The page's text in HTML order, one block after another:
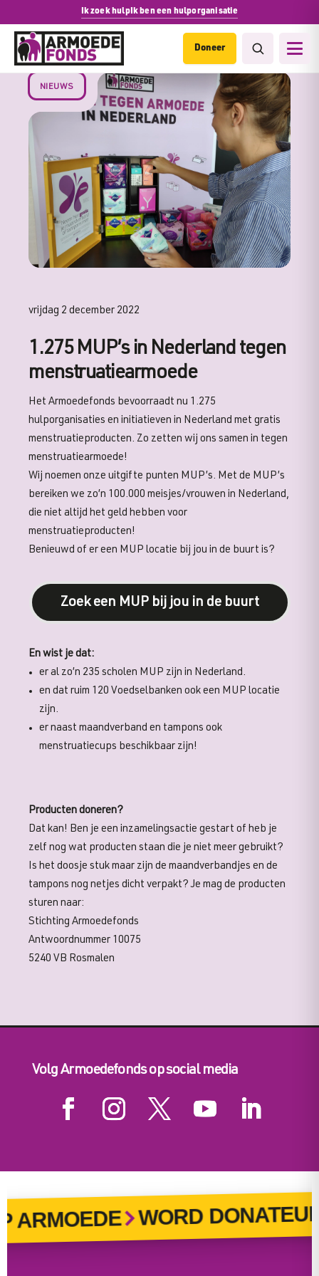
Ik zoek hulpIk ben een hulporganisatie
Doneer
NIEUWS
vrijdag 2 december 2022
1.275 MUP’s in Nederland tegen
menstruatiearmoede
Het Armoedefonds bevoorraadt nu 1.275
hulporganisaties en initiatieven in Nederland met gratis
menstruatieproducten. Zo zetten wij ons samen in tegen
menstruatiearmoede!
Wij noemen onze uitgifte punten MUP’s. Met de MUP’s
bereiken we zo’n 100.000 meisjes/vrouwen in Nederland,
die niet altijd het geld hebben voor
menstruatieproducten!
Benieuwd of er een MUP locatie bij jou in de buurt is?
Zoek een MUP bij jou in de buurt
En wist je dat:
er al zo’n 235 scholen MUP zijn in Nederland.
en dat ruim 120 Voedselbanken ook een MUP locatie
zijn.
er naast maandverband en tampons ook
menstruatiecups beschikbaar zijn!
Producten doneren?
Dat kan! Ben je een inzamelingsactie gestart of heb je
zelf nog wat producten staan die je niet meer gebruikt?
Is het doosje stuk maar zijn de maandverbandjes en de
tampons nog netjes dicht verpakt? Je mag de producten
sturen naar:
Stichting Armoedefonds
Antwoordnummer 10075
5240 VB Rosmalen
Volg Armoedefonds op social media
ARMOEDE WORD DONATEUR